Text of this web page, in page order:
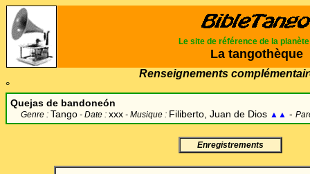
Le site de référence de la planète
La tangothèque
Renseignements
°
Quejas de bandoneón
Genre : Tango - Date : xxx - Musique : Filiberto, Juan de Dios ▲▲ -
Enregistrements